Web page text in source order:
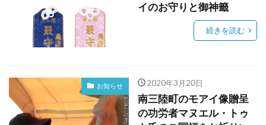
イのお守りと御神籤
続きを読む
お知らせ 2020年3月20日
南三陸町のモアイ像贈呈
の功労者マヌエル・トゥ